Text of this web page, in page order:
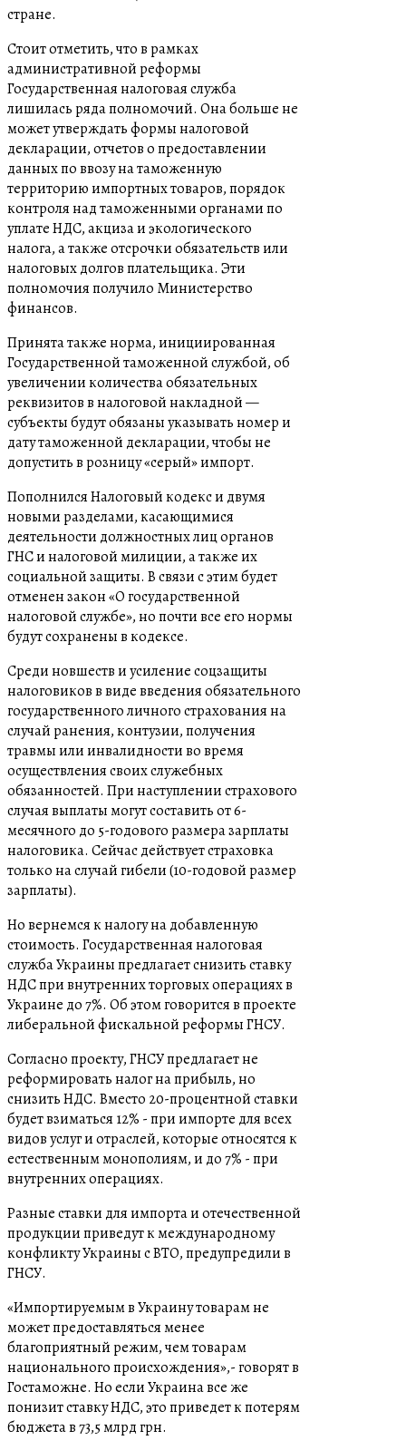
стране.
Стоит отметить, что в рамках
административной реформы
Государственная налоговая служба
лишилась ряда полномочий. Она больше не
может утверждать формы налоговой
декларации, отчетов о предоставлении
данных по ввозу на таможенную
территорию импортных товаров, порядок
контроля над таможенными органами по
уплате НДС, акциза и экологического
налога, а также отсрочки обязательств или
налоговых долгов плательщика. Эти
полномочия получило Министерство
финансов.
Принята также норма, инициированная
Государственной таможенной службой, об
увеличении количества обязательных
реквизитов в налоговой накладной —
субъекты будут обязаны указывать номер и
дату таможенной декларации, чтобы не
допустить в розницу «серый» импорт.
Пополнился Налоговый кодекс и двумя
новыми разделами, касающимися
деятельности должностных лиц органов
ГНС и налоговой милиции, а также их
социальной защиты. В связи с этим будет
отменен закон «О государственной
налоговой службе», но почти все его нормы
будут сохранены в кодексе.
Среди новшеств и усиление соцзащиты
налоговиков в виде введения обязательного
государственного личного страхования на
случай ранения, контузии, получения
травмы или инвалидности во время
осуществления своих служебных
обязанностей. При наступлении страхового
случая выплаты могут составить от 6-
месячного до 5-годового размера зарплаты
налоговика. Сейчас действует страховка
только на случай гибели (10-годовой размер
зарплаты).
Но вернемся к налогу на добавленную
стоимость. Государственная налоговая
служба Украины предлагает снизить ставку
НДС при внутренних торговых операциях в
Украине до 7%. Об этом говорится в проекте
либеральной фискальной реформы ГНСУ.
Согласно проекту, ГНСУ предлагает не
реформировать налог на прибыль, но
снизить НДС. Вместо 20-процентной ставки
будет взиматься 12% - при импорте для всех
видов услуг и отраслей, которые относятся к
естественным монополиям, и до 7% - при
внутренних операциях.
Разные ставки для импорта и отечественной
продукции приведут к международному
конфликту Украины с ВТО, предупредили в
ГНСУ.
«Импортируемым в Украину товарам не
может предоставляться менее
благоприятный режим, чем товарам
национального происхождения»,- говорят в
Гостаможне. Но если Украина все же
понизит ставку НДС, это приведет к потерям
бюджета в 73,5 млрд грн.